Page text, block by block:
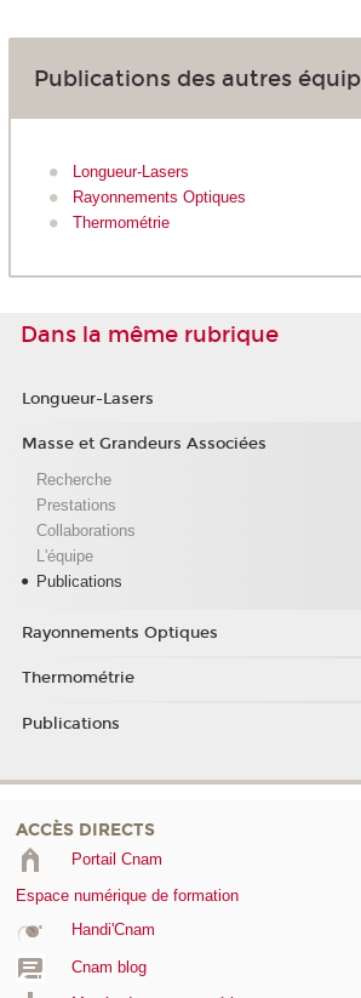
Publications des autres
Longueur-Lasers
Rayonnements Optiques
Thermométrie
Dans la même rubrique
Longueur-Lasers
Masse et Grandeurs Associées
Recherche
Prestations
Collaborations
L'équipe
Publications
Rayonnements Optiques
Thermométrie
Publications
ACCÈS DIRECTS
Portail Cnam
Espace numérique de formation
Handi'Cnam
Cnam blog